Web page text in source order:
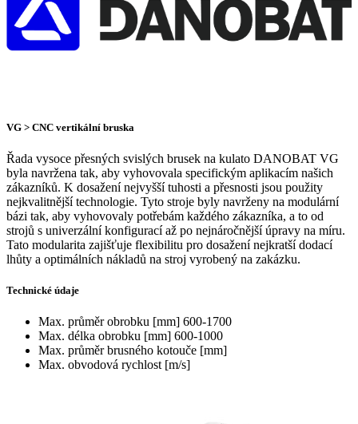
VG > CNC vertikální bruska
Řada vysoce přesných svislých brusek na kulato DANOBAT VG
byla navržena tak, aby vyhovovala specifickým aplikacím našich
zákazníků. K dosažení nejvyšší tuhosti a přesnosti jsou použity
nejkvalitnější technologie. Tyto stroje byly navrženy na modulární
bázi tak, aby vyhovovaly potřebám každého zákazníka, a to od
strojů s univerzální konfigurací až po nejnáročnější úpravy na míru.
Tato modularita zajišťuje flexibilitu pro dosažení nejkratší dodací
lhůty a optimálních nákladů na stroj vyrobený na zakázku.
Technické údaje
Max. průměr obrobku [mm] 600-1700
Max. délka obrobku [mm] 600-1000
Max. průměr brusného kotouče [mm]
Max. obvodová rychlost [m/s]